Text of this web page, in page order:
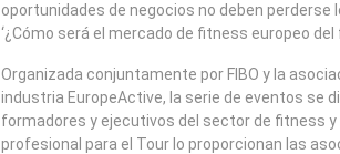
oportunidades de negocios no deben perderse
‘¿Cómo será el mercado de fitness europeo del
Organizada conjuntamente por FIBO y la
industria EuropeActive, la serie de eventos se
formadores y ejecutivos del sector de fitness y
profesional para el Tour lo proporcionan las